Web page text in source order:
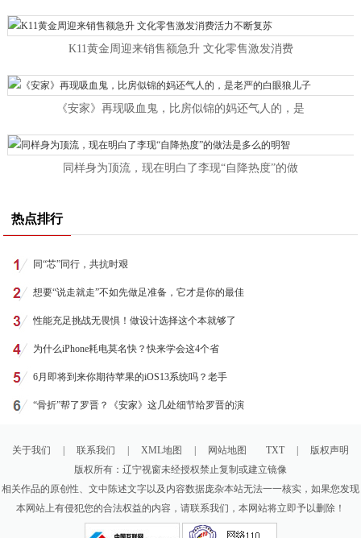
K11黄金周迎来销售额急升 文化零售激发消费
《安家》再现吸血鬼，比房似锦的妈还气人的，是
同样身为顶流，现在明白了李现“自降热度”的做
热点排行
同“芯”同行，共抗时艰
想要“说走就走”不如先做足准备，它才是你的最佳
性能充足挑战无畏惧！做设计选择这个本就够了
为什么iPhone耗电莫名快？快来学会这4个省
6月即将到来你期待苹果的iOS13系统吗？老手
“骨折”帮了罗晋？《安家》这几处细节给罗晋的演
关于我们 联系我们 XML地图 网站地图 TXT
版权声明
版权所有：辽宁视窗未经授权禁止复制或建立镜像
相关作品的原创性、文中陈述文字以及内容数据庞杂本站无法一一核实，如果您发现
本网站上有侵犯您的合法权益的内容，请联系我们，本网站将立即予以删除！